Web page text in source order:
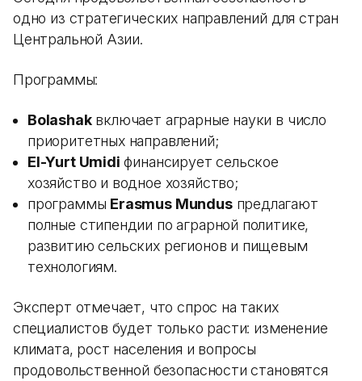
одно из стратегических направлений для стран
Центральной Азии.
Программы:
Bolashakвключает аграрные науки в число
приоритетных направлений;
El-Yurt Umidi финансирует сельское
хозяйство и водное хозяйство;
программы Erasmus Mundusпредлагают
полные стипендии по аграрной политике,
развитию сельских регионов и пищевым
технологиям.
Эксперт отмечает, что спрос на таких
специалистов будет только расти: изменение
климата, рост населения и вопросы
продовольственной безопасности становятся